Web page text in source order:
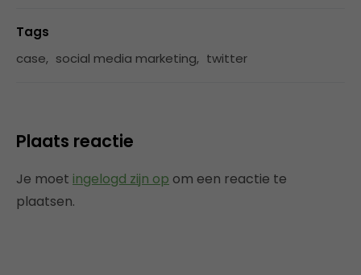
Tags
case, social media marketing, twitter
Plaats reactie
Je moet ingelogd zijn op om een reactie te
plaatsen.